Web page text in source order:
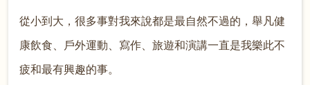
從小到大，很多事對我來說都是最自然不過的，舉凡健
康飲食、戶外運動、寫作、旅遊和演講一直是我樂此不
疲和最有興趣的事。